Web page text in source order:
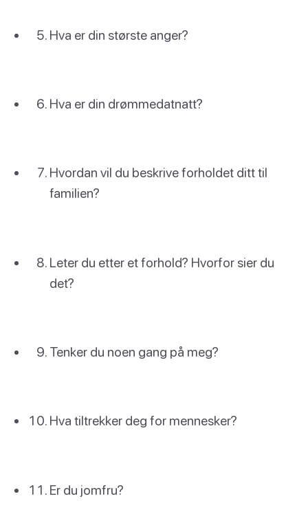
Hva er din største anger?
Hva er din drømmedatnatt?
Hvordan vil du beskrive forholdet ditt til
familien?
Leter du etter et forhold? Hvorfor sier du
det?
Tenker du noen gang på meg?
Hva tiltrekker deg for mennesker?
Er du jomfru?